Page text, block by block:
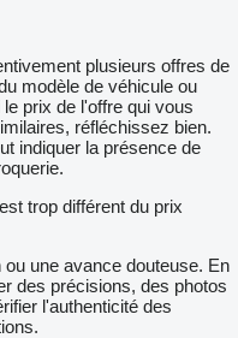
plusieurs offres de
modèle de véhicule ou
prix de l'offre qui vous
réfléchissez bien.
indiquer la présence de
trop différent du prix
une avance douteuse. En
des précisions, des photos
l'authenticité des